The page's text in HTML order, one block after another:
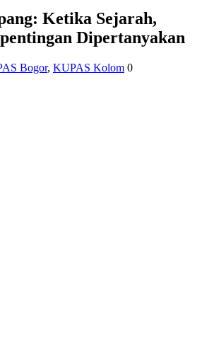
Ketika Sejarah,
Dipertanyakan
Bogor, KUPAS Kolom 0